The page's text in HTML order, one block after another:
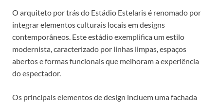
O arquiteto por trás do Estádio Estelaris é renomado por
integrar elementos culturais locais em designs
contemporâneos. Este estádio exemplifica um estilo
modernista, caracterizado por linhas limpas, espaços
abertos e formas funcionais que melhoram a experiência
do espectador.
Os principais elementos de design incluem uma fachada